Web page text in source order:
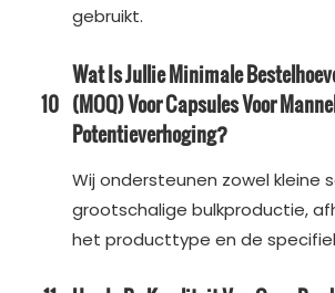
gebruikt.
10
Wat Is Jullie Minimale
(MOQ) Voor Capsules Voor
Potentieverhoging?
Wij ondersteunen zowel kleine
grootschalige bulkproductie,
het producttype en de